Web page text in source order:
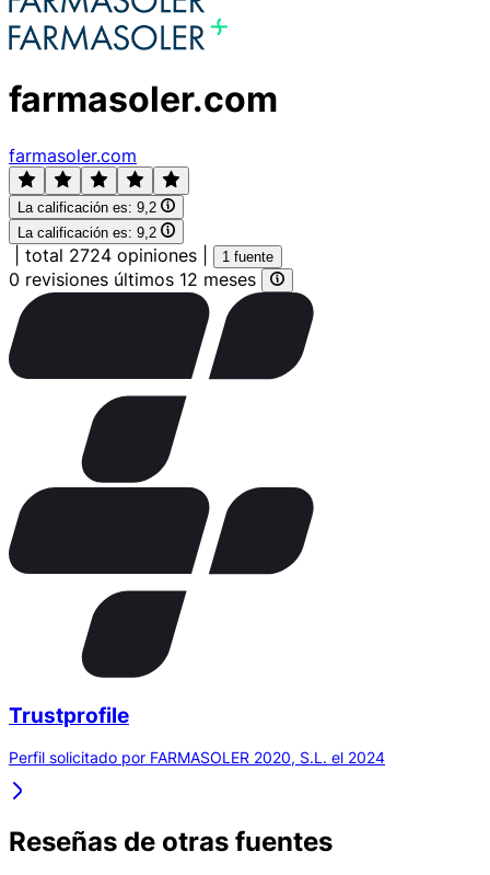
farmasoler.com
farmasoler.com
La calificación es: 9,2
La calificación es: 9,2
total 2724 opiniones 1 fuente
0 revisiones últimos 12 meses
Trustprofile
Perfil solicitado por FARMASOLER 2020, S.L. el 2024
Reseñas de otras fuentes